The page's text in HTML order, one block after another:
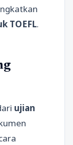
TOEFL.
ujian